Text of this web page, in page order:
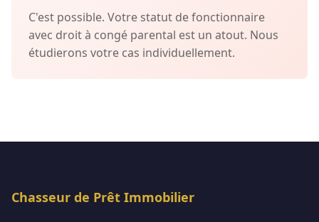
C'est possible. Votre statut de fonctionnaire
avec droit à congé parental est un atout. Nous
étudierons votre cas individuellement.
Chasseur de Prêt Immobilier